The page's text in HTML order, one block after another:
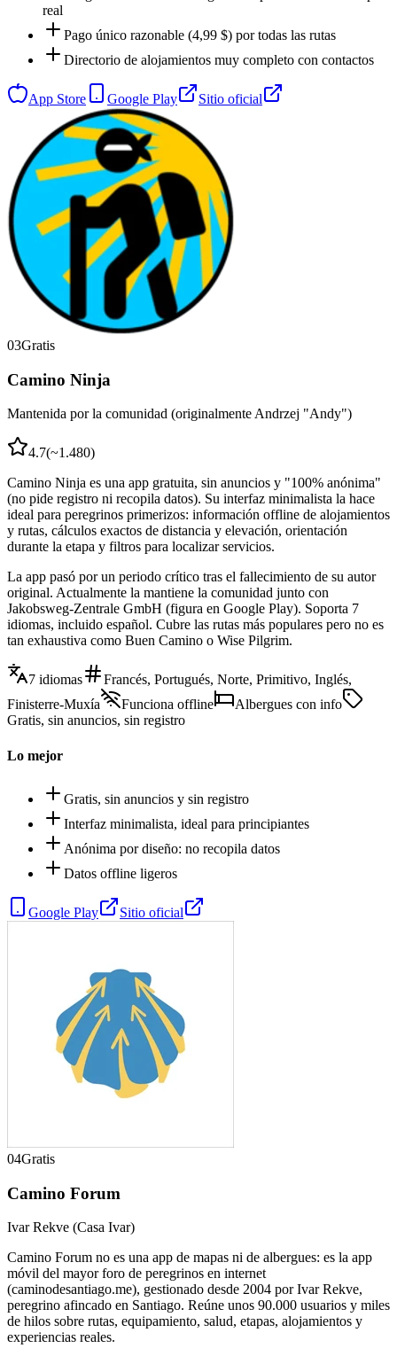
real
Pago único razonable (4,99 $) por todas las rutas
Directorio de alojamientos muy completo con contactos
App Store Google Play Sitio oficial
03Gratis
Camino Ninja
Mantenida por la comunidad (originalmente Andrzej "Andy")
4.7(~1.480)
Camino Ninja es una app gratuita, sin anuncios y "100% anónima"
(no pide registro ni recopila datos). Su interfaz minimalista la hace
ideal para peregrinos primerizos: información offline de alojamientos
y rutas, cálculos exactos de distancia y elevación, orientación
durante la etapa y filtros para localizar servicios.
La app pasó por un periodo crítico tras el fallecimiento de su autor
original. Actualmente la mantiene la comunidad junto con
Jakobsweg-Zentrale GmbH (figura en Google Play). Soporta 7
idiomas, incluido español. Cubre las rutas más populares pero no es
tan exhaustiva como Buen Camino o Wise Pilgrim.
7 idiomas
Francés, Portugués, Norte, Primitivo, Inglés,
Finisterre-Muxía
Funciona offline
Albergues con info
Gratis, sin anuncios, sin registro
Lo mejor
Gratis, sin anuncios y sin registro
Interfaz minimalista, ideal para principiantes
Anónima por diseño: no recopila datos
Datos offline ligeros
Google Play Sitio oficial
04Gratis
Camino Forum
Ivar Rekve (Casa Ivar)
Camino Forum no es una app de mapas ni de albergues: es la app
móvil del mayor foro de peregrinos en internet
(caminodesantiago.me), gestionado desde 2004 por Ivar Rekve,
peregrino afincado en Santiago. Reúne unos 90.000 usuarios y miles
de hilos sobre rutas, equipamiento, salud, etapas, alojamientos y
experiencias reales.